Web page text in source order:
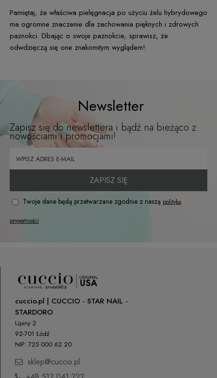
Pamiętaj, że właściwa pielęgnacja po użyciu żelu hybrydowego
ma ogromne znaczenie dla zachowania pięknych i zdrowych
paznokci. Dbając o swoje paznokcie, sprawisz, że
odwdzięczą się one znakomitym wyglądem!
Newsletter
Zapisz się do newslettera i bądź na bieżąco z
nowościami i promocjami!
ZAPISZ SIĘ
Twoje dane będą przetwarzane zgodnie z naszą polityką
prywatności
cuccio.pl | CUCCIO - STAR NAIL -
STARDORO
Lipiny 2
92-701 Łódź
NIP: 725 000 62 20
sklep@cuccio.pl